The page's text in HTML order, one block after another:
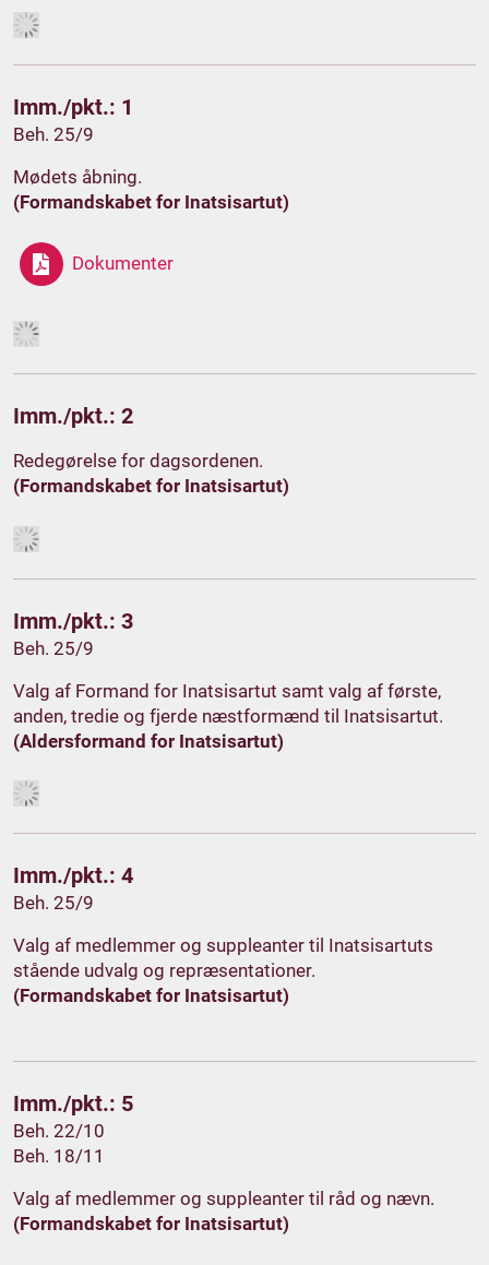
Imm./pkt.: 1
Beh. 25/9
Mødets åbning.
(Formandskabet for Inatsisartut)
Dokumenter
Imm./pkt.: 2
Redegørelse for dagsordenen.
(Formandskabet for Inatsisartut)
Imm./pkt.: 3
Beh. 25/9
Valg af Formand for Inatsisartut samt valg af første,
anden, tredie og fjerde næstformænd til Inatsisartut.
(Aldersformand for Inatsisartut)
Imm./pkt.: 4
Beh. 25/9
Valg af medlemmer og suppleanter til Inatsisartuts
stående udvalg og repræsentationer.
(Formandskabet for Inatsisartut)
Imm./pkt.: 5
Beh. 22/10
Beh. 18/11
Valg af medlemmer og suppleanter til råd og nævn.
(Formandskabet for Inatsisartut)